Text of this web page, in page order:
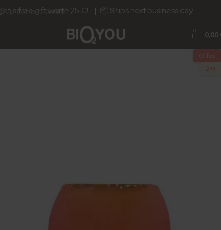
Skip to main content
a free gift worth 25 €! | 📦 Ships next business day.
0 0,00
Offer